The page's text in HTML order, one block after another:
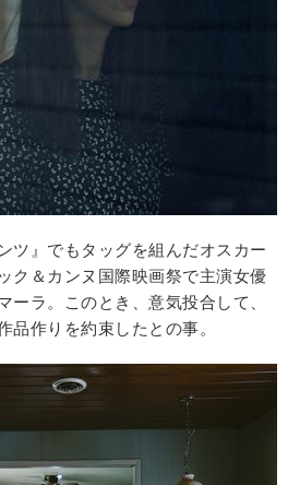
ツ』でもタッグを組んだオスカー
ク＆カンヌ国際映画祭で主演女優
ーラ。このとき、意気投合して、
品作りを約束したとの事。